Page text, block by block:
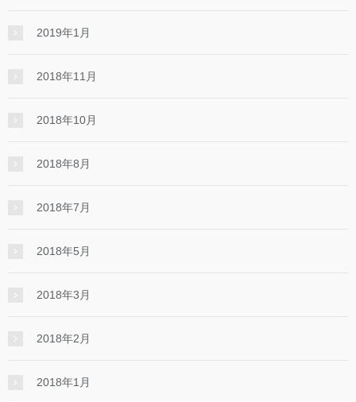
2019年1月
2018年11月
2018年10月
2018年8月
2018年7月
2018年5月
2018年3月
2018年2月
2018年1月